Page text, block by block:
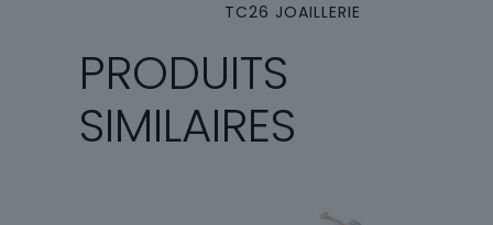
TC26 JOAILLERIE
PRODUITS
SIMILAIRES